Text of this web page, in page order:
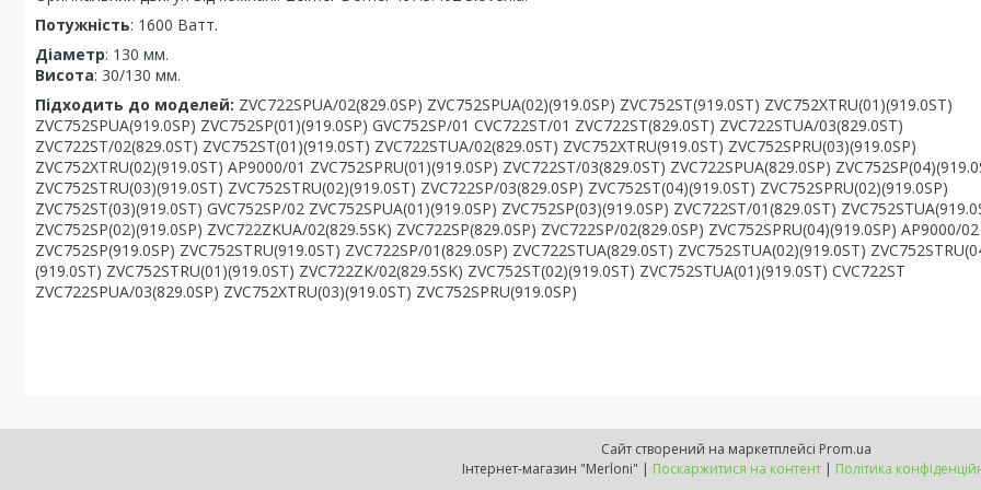
Потужність: 1600 Ватт.
Діаметр: 130 мм.
Висота: 30/130 мм.
Підходить до моделей: ZVC722SPUA/02(829.0SP) ZVC752SPUA(02)(919.0SP) ZVC752ST(919.0ST) ZVC752XTRU(01)(919.0ST)
ZVC752SPUA(919.0SP) ZVC752SP(01)(919.0SP) GVC752SP/01 CVC722ST/01 ZVC722ST(829.0ST) ZVC722STUA/03(829.0ST)
ZVC722ST/02(829.0ST) ZVC752ST(01)(919.0ST) ZVC722STUA/02(829.0ST) ZVC752XTRU(919.0ST) ZVC752SPRU(03)(919.0SP)
ZVC752XTRU(02)(919.0ST) AP9000/01 ZVC752SPRU(01)(919.0SP) ZVC722ST/03(829.0ST) ZVC722SPUA(829.0SP)
ZVC752STRU(03)(919.0ST) ZVC752STRU(02)(919.0ST) ZVC722SP/03(829.0SP) ZVC752ST(04)(919.0ST) ZVC752SPRU(02)(919.0SP)
ZVC752ST(03)(919.0ST) GVC752SP/02 ZVC752SPUA(01)(919.0SP) ZVC752SP(03)(919.0SP) ZVC722ST/01(829.0ST)
ZVC752SP(02)(919.0SP) ZVC722ZKUA/02(829.5SK) ZVC722SP(829.0SP) ZVC722SP/02(829.0SP) ZVC752SPRU(04)(919.0SP) AP9000/02
ZVC752SP(919.0SP) ZVC752STRU(919.0ST) ZVC722SP/01(829.0SP) ZVC722STUA(829.0ST) ZVC752STUA(02)(919.0ST)
(919.0ST) ZVC752STRU(01)(919.0ST) ZVC722ZK/02(829.5SK) ZVC752ST(02)(919.0ST) ZVC752STUA(01)(919.0ST) CVC722ST
ZVC722SPUA/03(829.0SP) ZVC752XTRU(03)(919.0ST) ZVC752SPRU(919.0SP)
Сайт створений на маркетплейсі Prom.ua
Інтернет-магазин "Merloni" | Поскаржитися на контент | Політика